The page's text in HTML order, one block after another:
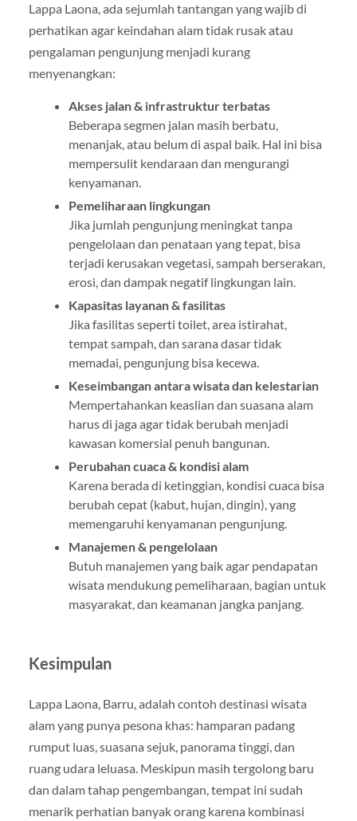
Lappa Laona, ada sejumlah tantangan yang wajib di
perhatikan agar keindahan alam tidak rusak atau
pengalaman pengunjung menjadi kurang
menyenangkan:
Akses jalan & infrastruktur terbatas
Beberapa segmen jalan masih berbatu,
menanjak, atau belum di aspal baik. Hal ini bisa
mempersulit kendaraan dan mengurangi
kenyamanan.
Pemeliharaan lingkungan
Jika jumlah pengunjung meningkat tanpa
pengelolaan dan penataan yang tepat, bisa
terjadi kerusakan vegetasi, sampah berserakan,
erosi, dan dampak negatif lingkungan lain.
Kapasitas layanan & fasilitas
Jika fasilitas seperti toilet, area istirahat,
tempat sampah, dan sarana dasar tidak
memadai, pengunjung bisa kecewa.
Keseimbangan antara wisata dan kelestarian
Mempertahankan keaslian dan suasana alam
harus di jaga agar tidak berubah menjadi
kawasan komersial penuh bangunan.
Perubahan cuaca & kondisi alam
Karena berada di ketinggian, kondisi cuaca bisa
berubah cepat (kabut, hujan, dingin), yang
memengaruhi kenyamanan pengunjung.
Manajemen & pengelolaan
Butuh manajemen yang baik agar pendapatan
wisata mendukung pemeliharaan, bagian untuk
masyarakat, dan keamanan jangka panjang.
Kesimpulan
Lappa Laona, Barru, adalah contoh destinasi wisata
alam yang punya pesona khas: hamparan padang
rumput luas, suasana sejuk, panorama tinggi, dan
ruang udara leluasa. Meskipun masih tergolong baru
dan dalam tahap pengembangan, tempat ini sudah
menarik perhatian banyak orang karena kombinasi